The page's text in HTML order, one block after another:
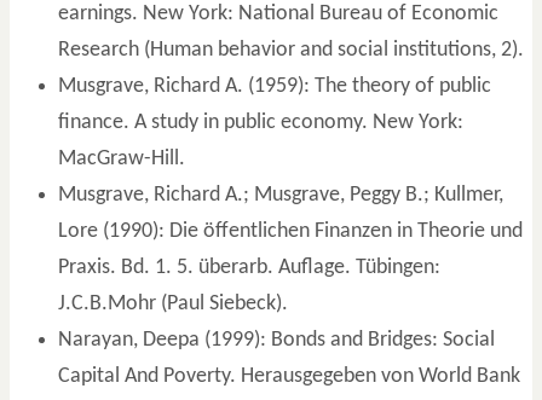
earnings. New York: National Bureau of Economic
Research (Human behavior and social institutions, 2).
Musgrave, Richard A. (1959): The theory of public
finance. A study in public economy. New York:
MacGraw-Hill.
Musgrave, Richard A.; Musgrave, Peggy B.; Kullmer,
Lore (1990): Die öffentlichen Finanzen in Theorie und
Praxis. Bd. 1. 5. überarb. Auflage. Tübingen:
J.C.B.Mohr (Paul Siebeck).
Narayan, Deepa (1999): Bonds and Bridges: Social
Capital And Poverty. Herausgegeben von World Bank